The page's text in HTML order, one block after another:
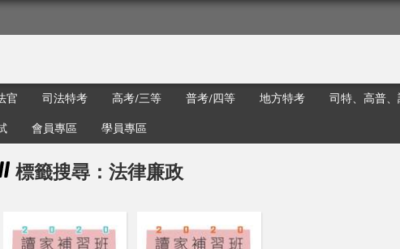
官 司法特考 高考/三等 普考/四等 地方特考 司特、高普、
會員專區 學員專區
標籤搜尋：法律廉政